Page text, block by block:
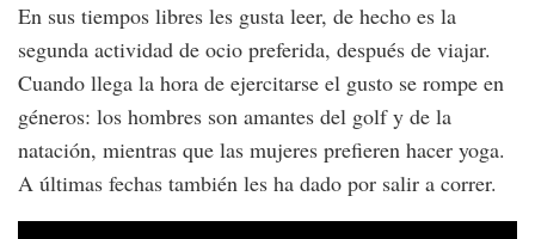
En sus tiempos libres les gusta leer, de hecho es la
segunda actividad de ocio preferida, después de viajar.
Cuando llega la hora de ejercitarse el gusto se rompe en
géneros: los hombres son amantes del golf y de la
natación, mientras que las mujeres prefieren hacer yoga.
A últimas fechas también les ha dado por salir a correr.